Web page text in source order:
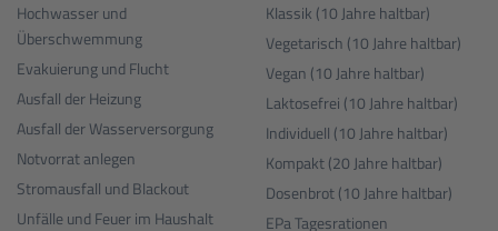
Hochwasser und
Überschwemmung
Evakuierung und Flucht
Ausfall der Heizung
Ausfall der Wasserversorgung
Notvorrat anlegen
Stromausfall und Blackout
Unfälle und Feuer im Haushalt
Klassik (10 Jahre haltbar)
Vegetarisch (10 Jahre haltbar)
Vegan (10 Jahre haltbar)
Laktosefrei (10 Jahre haltbar)
Individuell (10 Jahre haltbar)
Kompakt (20 Jahre haltbar)
Dosenbrot (10 Jahre haltbar)
EPa Tagesrationen